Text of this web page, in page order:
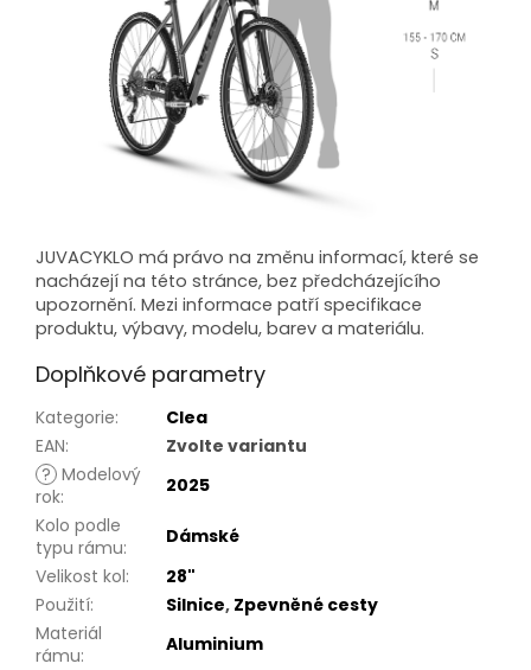
JUVACYKLO má právo na změnu informací, které se
nacházejí na této stránce, bez předcházejícího
upozornění. Mezi informace patří specifikace
produktu, výbavy, modelu, barev a materiálu.
Doplňkové parametry
Kategorie:
Clea
EAN:
Zvolte variantu
? Modelový
rok:
2025
Kolo podle
typu rámu:
Dámské
Velikost kol:
28"
Použití: Silnice, Zpevněné cesty
Materiál
rámu:
Aluminium